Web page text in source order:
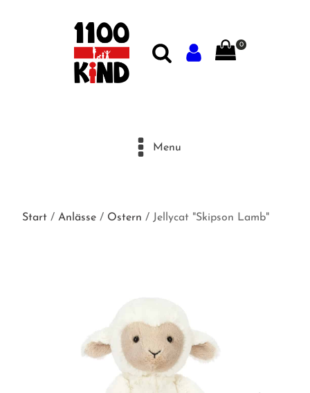
0
Menu
Start / Anlässe / Ostern / Jellycat "Skipson Lamb"